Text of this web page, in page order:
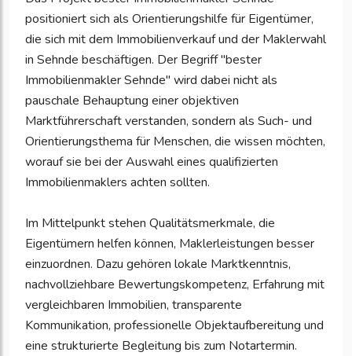
positioniert sich als Orientierungshilfe für Eigentümer,
die sich mit dem Immobilienverkauf und der Maklerwahl
in Sehnde beschäftigen. Der Begriff "bester
Immobilienmakler Sehnde" wird dabei nicht als
pauschale Behauptung einer objektiven
Marktführerschaft verstanden, sondern als Such- und
Orientierungsthema für Menschen, die wissen möchten,
worauf sie bei der Auswahl eines qualifizierten
Immobilienmaklers achten sollten.
Im Mittelpunkt stehen Qualitätsmerkmale, die
Eigentümern helfen können, Maklerleistungen besser
einzuordnen. Dazu gehören lokale Marktkenntnis,
nachvollziehbare Bewertungskompetenz, Erfahrung mit
vergleichbaren Immobilien, transparente
Kommunikation, professionelle Objektaufbereitung und
eine strukturierte Begleitung bis zum Notartermin.